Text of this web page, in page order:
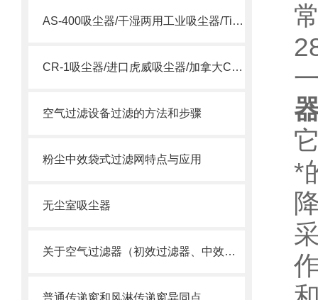
AS-400吸尘器/干湿两用工业吸尘器/Tiger Vac AS-400
CR-1吸尘器/进口虎威吸尘器/加拿大CR-1吸尘器
空气过滤设备过滤的方法和步骤
粉尘中效袋式过滤网特点与应用
无尘室吸尘器
关于空气过滤器（初效过滤器、中效过滤器、空气过滤器）选用
普通传递窗和风淋传递窗异同点
*